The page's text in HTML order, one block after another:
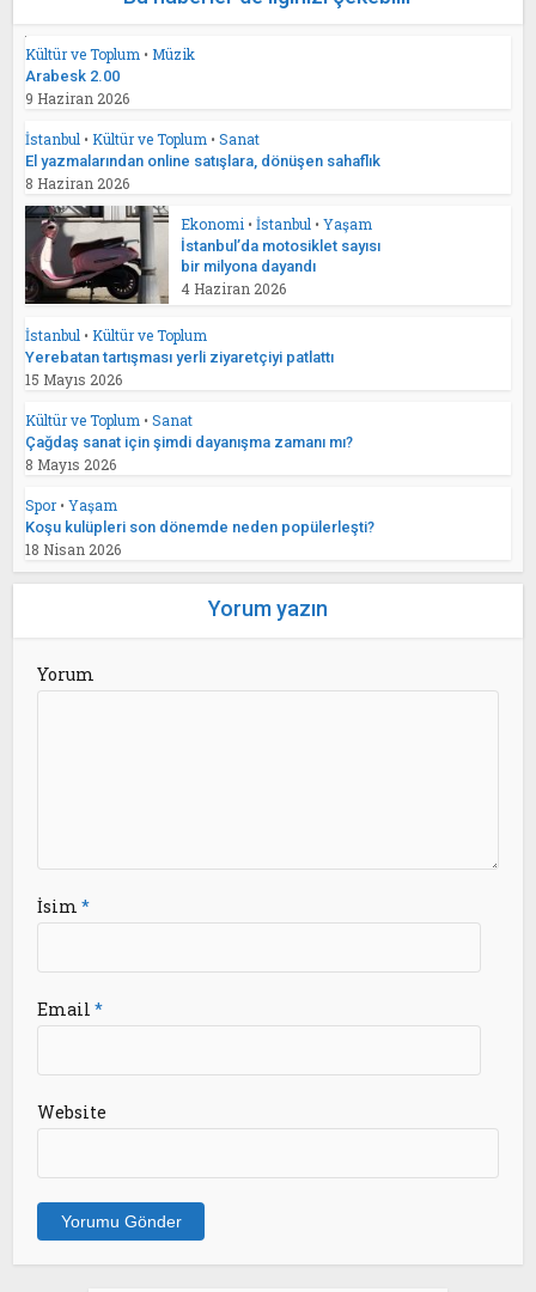
Kültür ve Toplum • Müzik
Arabesk 2.00
9 Haziran 2026
İstanbul • Kültür ve Toplum • Sanat
El yazmalarından online satışlara, dönüşen sahaflık
8 Haziran 2026
Ekonomi • İstanbul • Yaşam
İstanbul’da motosiklet sayısı
bir milyona dayandı
4 Haziran 2026
İstanbul • Kültür ve Toplum
Yerebatan tartışması yerli ziyaretçiyi patlattı
15 Mayıs 2026
Kültür ve Toplum • Sanat
Çağdaş sanat için şimdi dayanışma zamanı mı?
8 Mayıs 2026
Spor • Yaşam
Koşu kulüpleri son dönemde neden popülerleşti?
18 Nisan 2026
Yorum yazın
Yorum
İsim*
Email*
Website